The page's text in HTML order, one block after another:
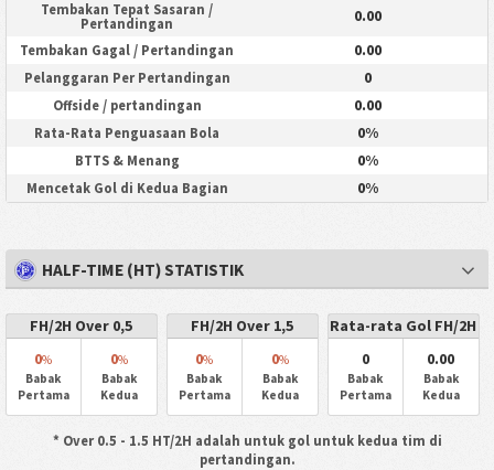
Tembakan Tepat Sasaran /
Pertandingan
0.00
Tembakan Gagal / Pertandingan 0.00
Pelanggaran Per Pertandingan 0
Offside / pertandingan 0.00
Rata-Rata Penguasaan Bola 0%
BTTS & Menang 0%
Mencetak Gol di Kedua Bagian 0%
HALF-TIME (HT) STATISTIK
FH/2H Over 0,5
0%
Babak
Pertama
0%
Babak
Kedua
FH/2H Over 1,5
0%
Babak
Pertama
0%
Babak
Kedua
Rata-rata Gol FH/2H
0
Babak
Pertama
0.00
Babak
Kedua
* Over 0.5 - 1.5 HT/2H adalah untuk gol untuk kedua tim di
pertandingan.